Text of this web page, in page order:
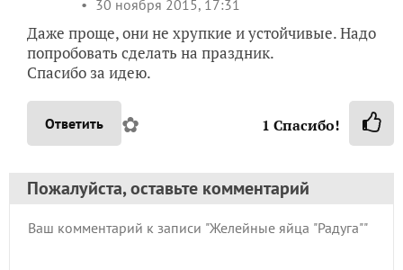
30 ноября 2015, 17:31
Даже проще, они не хрупкие и устойчивые. Надо
попробовать сделать на праздник.
Спасибо за идею.
Ответить ✿ 1 Спасибо!
Пожалуйста, оставьте комментарий